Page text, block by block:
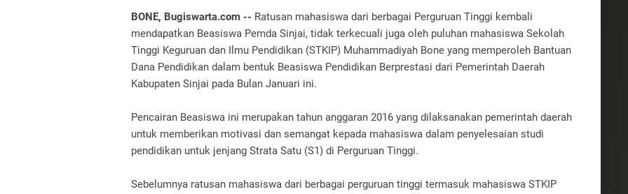
BONE, Bugiswarta.com -- Ratusan mahasiswa dari berbagai Perguruan Tinggi kembali
mendapatkan Beasiswa Pemda Sinjai, tidak terkecuali juga oleh puluhan mahasiswa Sekolah
Tinggi Keguruan dan Ilmu Pendidikan (STKIP) Muhammadiyah Bone yang memperoleh Bantuan
Dana Pendidikan dalam bentuk Beasiswa Pendidikan Berprestasi dari Pemerintah Daerah
Kabupaten Sinjai pada Bulan Januari ini.
Pencairan Beasiswa ini merupakan tahun anggaran 2016 yang dilaksanakan pemerintah daerah
untuk memberikan motivasi dan semangat kepada mahasiswa dalam penyelesaian studi
pendidikan untuk jenjang Strata Satu (S1) di Perguruan Tinggi.
Sebelumnya ratusan mahasiswa dari berbagai perguruan tinggi termasuk mahasiswa STKIP